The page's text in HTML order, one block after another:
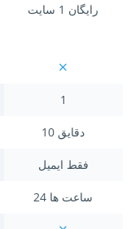
رایگان 1 سایت
1
10 دقایق
فقط ایمیل
24 ساعت ها